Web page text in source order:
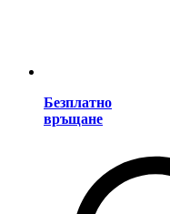
Безплатно
връщане